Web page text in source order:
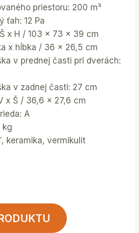
priestoru: 200 m³
ťah: 12 Pa
x H / 103 x 73 x 39 cm
x hĺbka / 36 x 26,5 cm
v prednej časti pri dverách:
v zadnej časti: 27 cm
x Š / 36,6 x 27,6 cm
A
kg
keramika, vermikulit